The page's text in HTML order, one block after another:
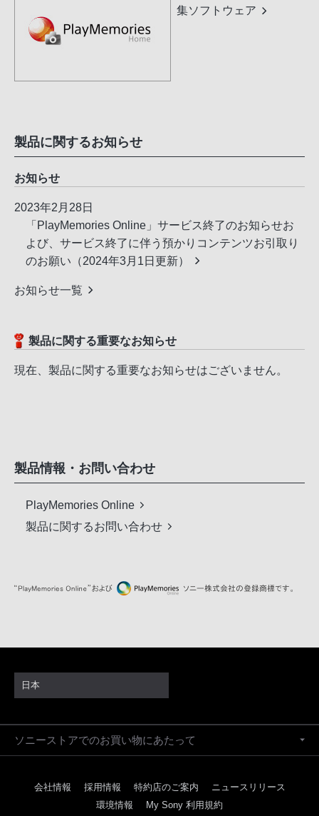
集ソフトウェア
製品に関するお知らせ
お知らせ
2023年2月28日
「PlayMemories Online」サービス終了のお知らせお
よび、サービス終了に伴う預かりコンテンツお引取り
のお願い（2024年3月1日更新）
お知らせ一覧
製品に関する重要なお知らせ
現在、製品に関する重要なお知らせはございません。
製品情報・ お問い合わせ
PlayMemories Online
製品に関するお問い合わせ
日本
ソニーストアでのお買い物にあたって
会社情報 採用情報 特約店のご案内
ニュースリリース
環境情報
My Sony 利用規約